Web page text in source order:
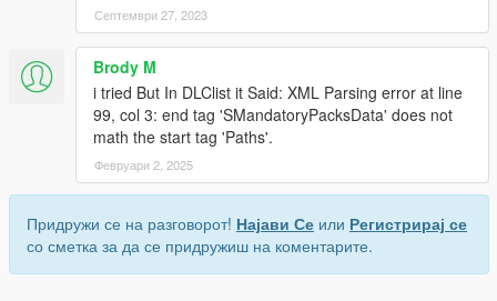
Септември 27, 2023
Brody M
i tried But In DLClist it Said: XML Parsing error at line
99, col 3: end tag 'SMandatoryPacksData' does not
math the start tag 'Paths'.
Февруари 2, 2025
Придружи се на разговорот! Најави Се или Регистрирај се
со сметка за да се придружиш на коментарите.